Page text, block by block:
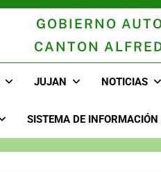
GOBIERNO
CANTON
JUJAN NOTICIAS
SISTEMA DE